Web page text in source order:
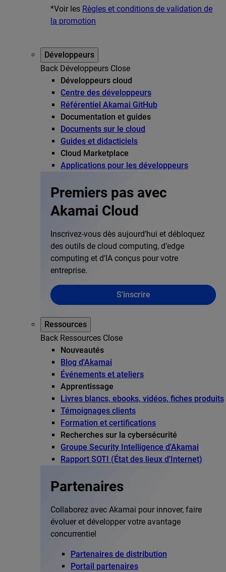
*Voir les Règles et conditions de validation de
la promotion
Développeurs
Back Développeurs Close
Développeurs cloud
Centre des développeurs
Référentiel Akamai GitHub
Documentation et guides
Documents sur le cloud
Guides et didacticiels
Cloud Marketplace
Applications pour les développeurs
Premiers pas avec
Akamai Cloud
Inscrivez-vous dès aujourd’hui et débloquez
des outils de cloud computing, d’edge
computing et d’IA conçus pour votre
entreprise.
S'inscrire
Ressources
Back Ressources Close
Nouveautés
Blog d'Akamai
Événements et ateliers
Apprentissage
Livres blancs, ebooks, vidéos, fiches produits
Témoignages clients
Formation et certifications
Recherches sur la cybersécurité
Groupe Security Intelligence d'Akamai
Rapport SOTI (État des lieux d'Internet)
Partenaires
Collaborez avec Akamai pour innover, faire
évoluer et développer votre avantage
concurrentiel
Partenaires de distribution
Portail partenaires